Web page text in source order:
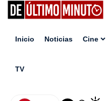
Inicio Noticias Cine
TV